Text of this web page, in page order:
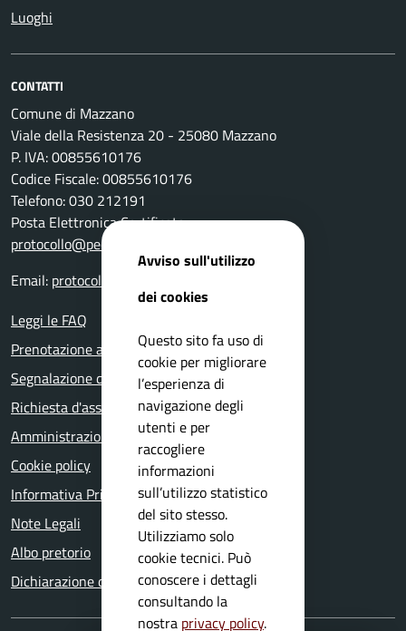
Luoghi
CONTATTI
Comune di Mazzano
Viale della Resistenza 20 - 25080 Mazzano
P. IVA: 00855610176
Codice Fiscale: 00855610176
Telefono: 030 212191
Posta Elettronica Certificata:
protocollo@pec.comune.mazzano.bs.it
Email: protocollo@comune.mazzano.bs.it
Leggi le FAQ
Prenotazione appuntamento
Segnalazione disservizio
Richiesta d'assistenza
Amministrazione trasparente
Cookie policy
Informativa Privacy
Note Legali
Albo pretorio
Dichiarazione di accessibilità
Avviso sull'utilizzo
dei cookies
Questo sito fa uso di
cookie per migliorare
l’esperienza di
navigazione degli
utenti e per
raccogliere
informazioni
sull’utilizzo statistico
del sito stesso.
Utilizziamo solo
cookie tecnici. Può
conoscere i dettagli
consultando la
nostra privacy policy.